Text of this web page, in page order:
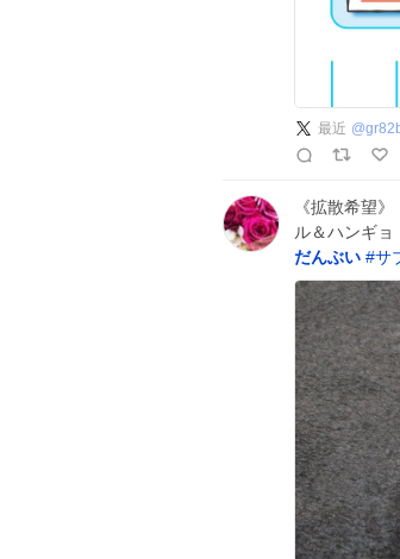
最近 @
《拡散希望
ル＆ハンギ
だんぶい #サ